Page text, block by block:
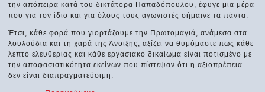
την απόπειρα κατά του δικτάτορα Παπαδόπουλου, έφυγε μια μέρα
που για τον ίδιο και για όλους τους αγωνιστές σήμαινε τα πάντα.
Έτσι, κάθε φορά που γιορτάζουμε την Πρωτομαγιά, ανάμεσα στα
λουλούδια και τη χαρά της Άνοιξης, αξίζει να θυμόμαστε πως κάθε
λεπτό ελευθερίας και κάθε εργασιακό δικαίωμα είναι ποτισμένο με
την αποφασιστικότητα εκείνων που πίστεψαν ότι η αξιοπρέπεια
δεν είναι διαπραγματεύσιμη.